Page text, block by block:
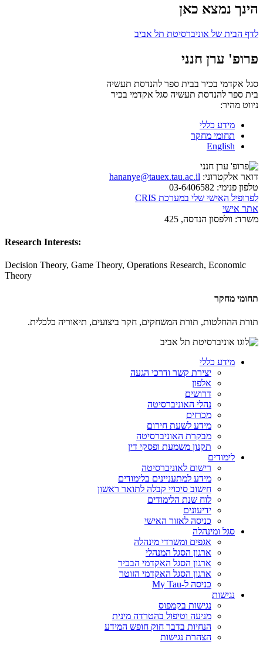
הינך נמצא כאן
לדף הבית של אוניברסיטת תל אביב
פרופ' ערן חנני
סגל אקדמי בכיר בבית ספר להנדסת תעשיה
בית ספר להנדסת תעשיה סגל אקדמי בכיר
ניווט מהיר:
מידע כללי
תחומי מחקר
English
דואר אלקטרוני: hananye@tauex.tau.ac.il
טלפון פנימי:
לפרופיל האישי שלי במערכת CRIS
אתר אישי
משרד: וולפסון הנדסה, 425
Research Interests:
Decision Theory, Game Theory, Operations Research, Economic
Theory
תחומי מחקר
תורת ההחלטות, תורת המשחקים, חקר ביצועים, תיאוריה כלכלית.
מידע כללי
יצירת קשר ודרכי הגעה
אלפון
דרושים
נהלי האוניברסיטה
מכרזים
מידע לשעת חירום
מבקרת האוניברסיטה
תקנון משמעת ופסקי דין
לימודים
רישום לאוניברסיטה
מידע למתעניינים בלימודים
חישוב סיכויי קבלה לתואר ראשון
לוח שנת הלימודים
ידיעונים
כניסה לאזור האישי
סגל ומינהלה
אגפים ומשרדי מינהלה
ארגון הסגל המנהלי
ארגון הסגל האקדמי הבכיר
ארגון הסגל האקדמי הזוטר
כניסה ל-My Tau
נגישות
נגישות בקמפוס
מניעה וטיפול בהטרדה מינית
הנחיות בדבר חוק חופש המידע
הצהרת נגישות